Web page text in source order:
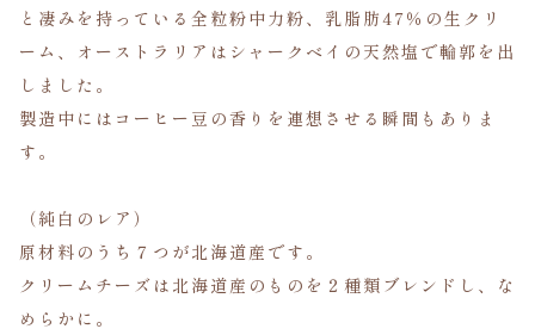
と凄みを持っている全粒粉中力粉、乳脂肪47％の生クリ
ーム、オーストラリアはシャークベイの天然塩で輪郭を出
しました。
製造中にはコーヒー豆の香りを連想させる瞬間もありま
す。
（純白のレア）
原材料のうち７つが北海道産です。
クリームチーズは北海道産のものを２種類ブレンドし、な
めらかに。